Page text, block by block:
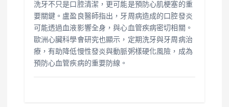
洗牙不只是口腔清潔，更可能是預防心肌梗塞的重
要關鍵。盧盈良醫師指出，牙周病造成的口腔發炎
可能透過血液影響全身，與心血管疾病密切相關。
歐洲心臟科學會研究也顯示，定期洗牙與牙周病治
療，有助降低慢性發炎與動脈粥樣硬化風險，成為
預防心血管疾病的重要防線。